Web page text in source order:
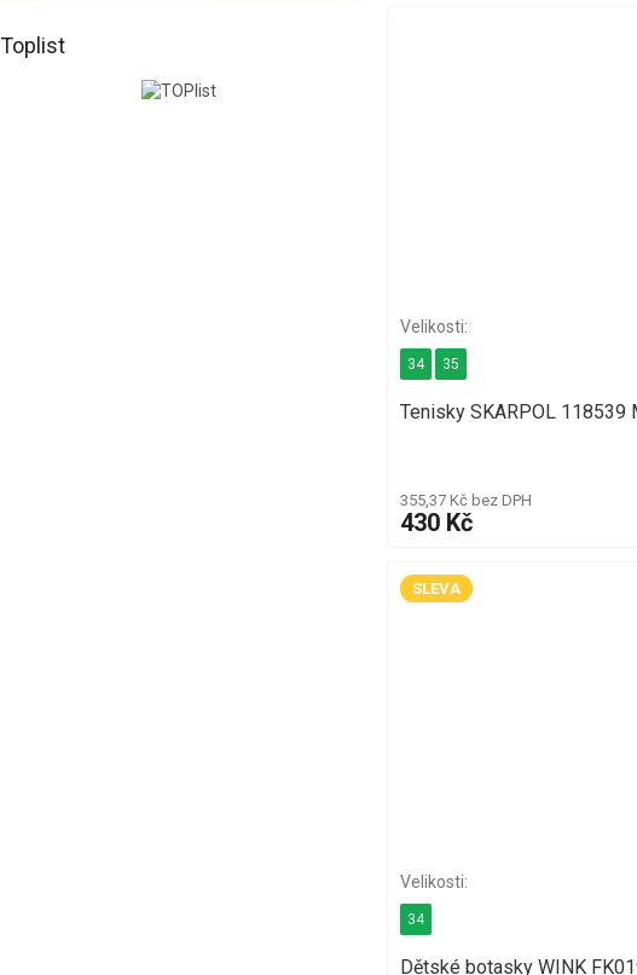
Toplist
Tenisky SKARPOL 118539
355,37 Kč bez DPH
430 Kč
34 35
SLEVA
Dětské botasky WINK
34